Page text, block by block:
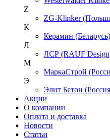
Z
ZG-Klinker
К
Керамин (Беларусь)
Л
ЛСР (RAUF
М
МаркаСтрой
Э
Элит Бетон
Акции
О компании
Оплата и доставка
Новости
Статьи